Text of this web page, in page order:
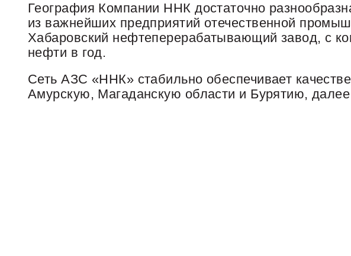
География Компании ННК достаточно
из важнейших предприятий отечественной
Хабаровский нефтеперерабатывающий завод, с
нефти в год.
Сеть АЗС «ННК» стабильно обеспечивает
Амурскую, Магаданскую области и Бурятию, далее